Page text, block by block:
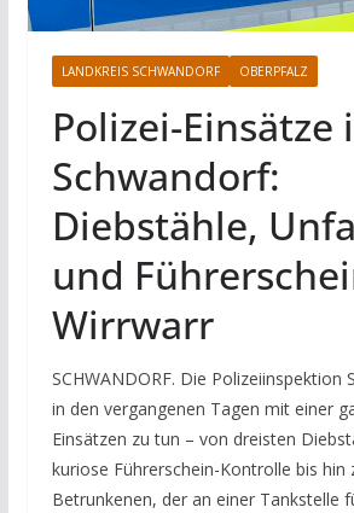
LANDKREIS SCHWANDORF OBERPFALZ
Polizei-Einsätze
Schwandorf:
Diebstähle,
und
Wirrwarr
SCHWANDORF. Die Polizeiinspektion
in den vergangenen Tagen mit einer
Einsätzen zu tun – von dreisten
kuriose Führerschein-Kontrolle bis hin
Betrunkenen, der an einer Tankstelle